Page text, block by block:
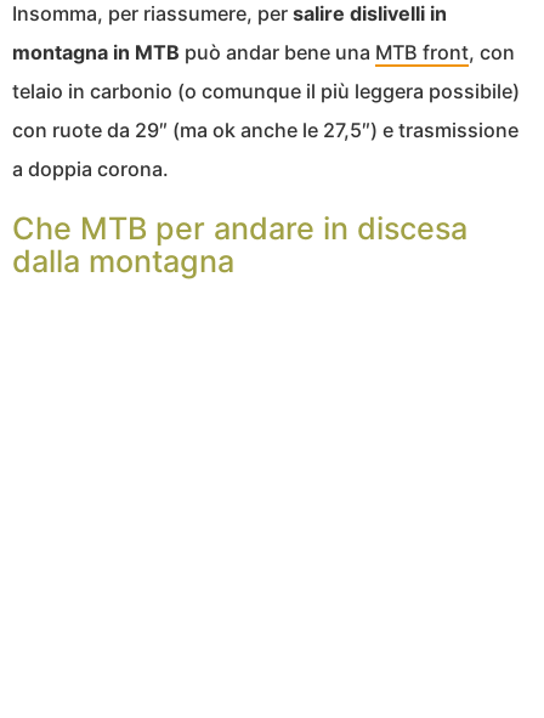
Insomma, per riassumere, per salire dislivelli in
montagna in MTB può andar bene una MTB front, con
telaio in carbonio (o comunque il più leggera possibile)
con ruote da 29″ (ma ok anche le 27,5″) e trasmissione
a doppia corona.
Che MTB per andare in discesa
dalla montagna